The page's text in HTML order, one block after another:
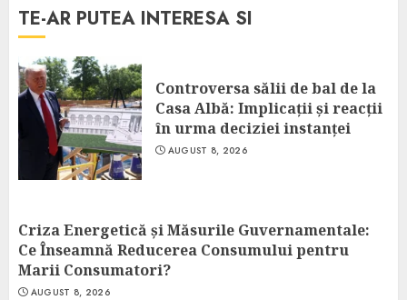
TE-AR PUTEA INTERESA SI
Controversa sălii de bal de la
Casa Albă: Implicații și reacții
în urma deciziei instanței
AUGUST 8, 2026
Criza Energetică și Măsurile Guvernamentale:
Ce Înseamnă Reducerea Consumului pentru
Marii Consumatori?
AUGUST 8, 2026